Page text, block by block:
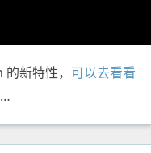
新特性， 可以去看看